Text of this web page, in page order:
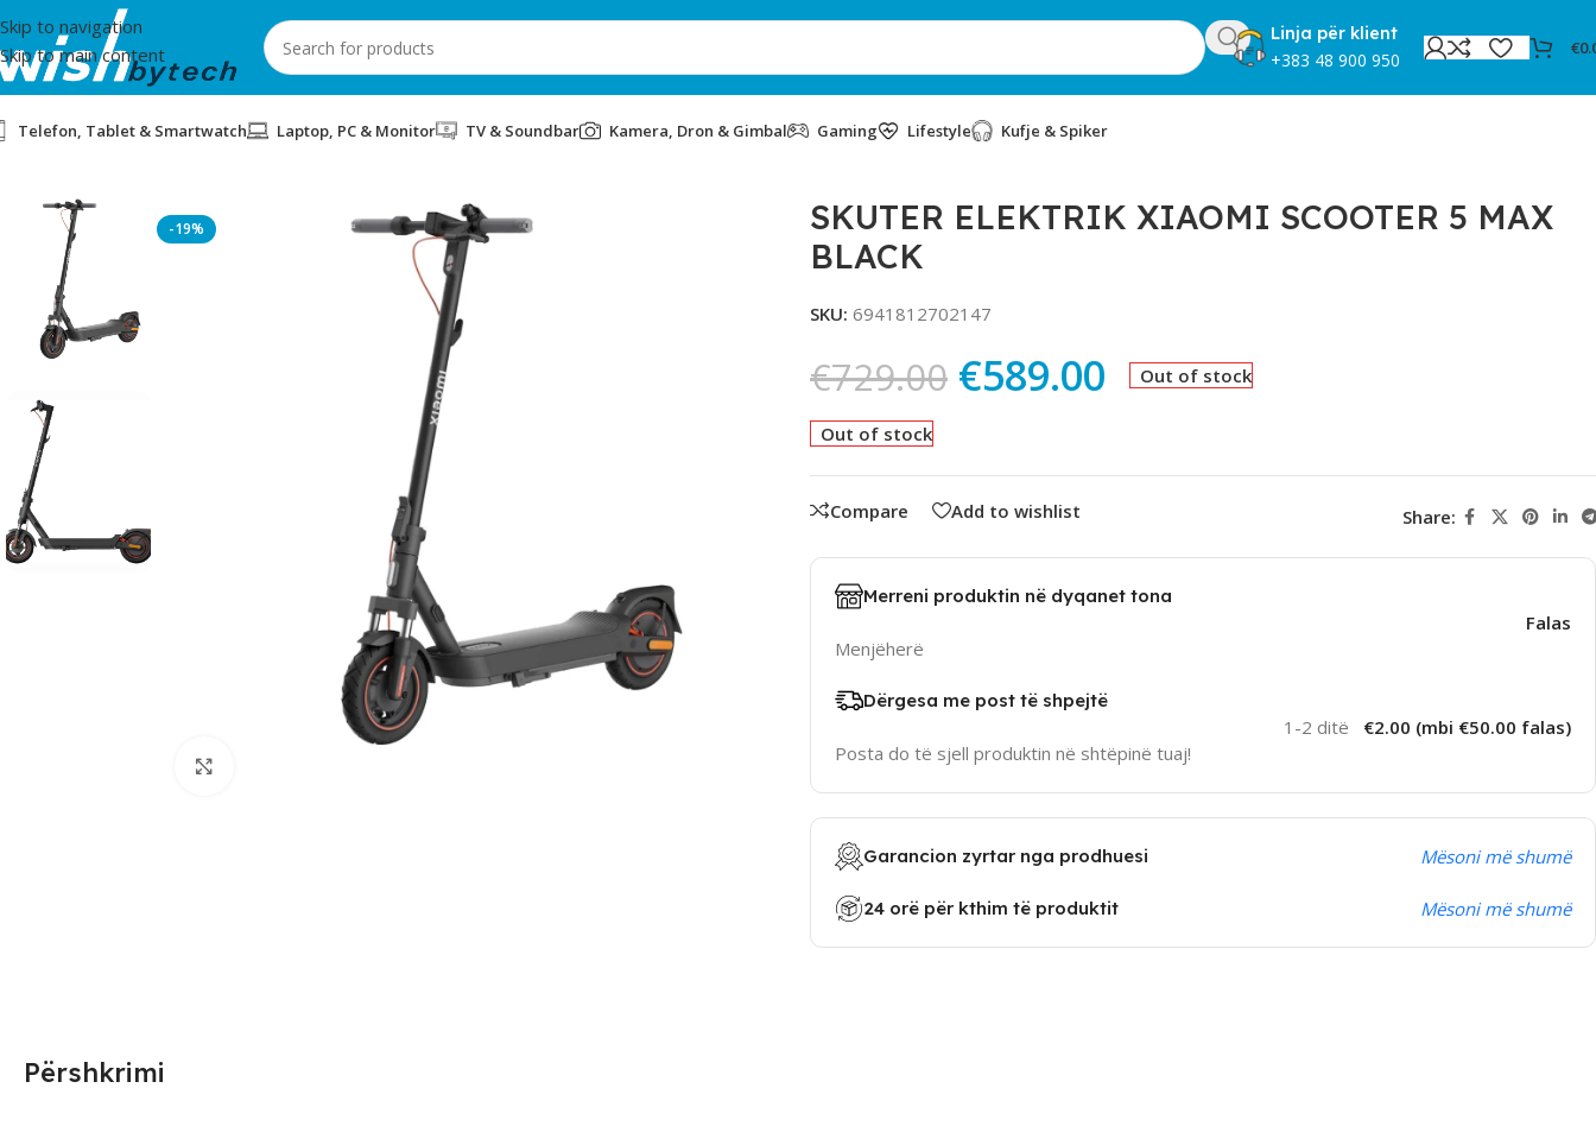
Skip to navigation
Skip to main content
Linja për klient
+383 48 900 950
€
Telefon, Tablet & Smartwatch Laptop, PC & Monitor TV & Soundbar Kamera, Dron & Gimbal Gaming Lifestyle Kufje & Spiker
-19%
SKUTER ELEKTRIK XIAOMI SCOOTER 5 MAX
BLACK
SKU: 6941812702147
€729.00 €589.00 Out of stock
Out of stock
Compare Add to wishlist Share:
Merreni produktin në dyqanet tona
Menjëherë
Falas
Dërgesa me post të shpejtë
Posta do të sjell produktin në shtëpinë tuaj!
1-2 ditë €2.00 (mbi €50.00 falas)
Garancion zyrtar nga prodhuesi Mësoni më shumë
24 orë për kthim të produktit Mësoni më shumë
Përshkrimi